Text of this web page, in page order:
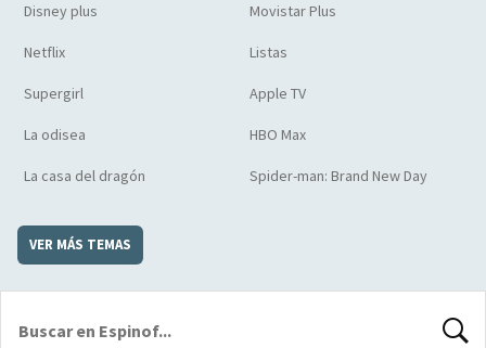
Disney plus Movistar Plus
Netflix Listas
Supergirl Apple TV
La odisea HBO Max
La casa del dragón Spider-man: Brand New Day
VER MÁS TEMAS